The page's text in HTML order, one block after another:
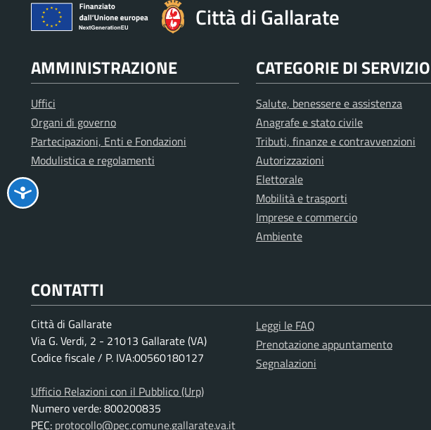
Città di Gallarate
AMMINISTRAZIONE
Uffici
Organi di governo
Partecipazioni, Enti e Fondazioni
Modulistica e regolamenti
CATEGORIE DI SERVIZIO
Salute, benessere e assistenza
Anagrafe e stato civile
Tributi, finanze e contravvenzioni
Autorizzazioni
Elettorale
Mobilità e trasporti
Imprese e commercio
Ambiente
CONTATTI
Città di Gallarate
Via G. Verdi, 2 - 21013 Gallarate (VA)
Codice fiscale / P. IVA:00560180127
Ufficio Relazioni con il Pubblico (Urp)
Numero verde: 800200835
PEC: protocollo@pec.comune.gallarate.va.it
Leggi le FAQ
Prenotazione appuntamento
Segnalazioni